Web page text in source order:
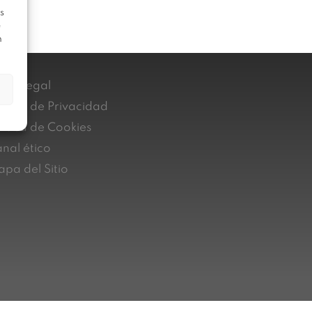
Legal
de Privacidad
de Cookies
ético
del Sitio